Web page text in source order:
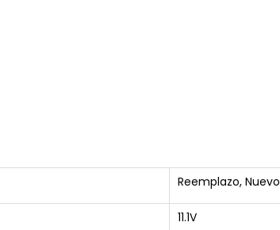
Reemplazo, Nuevo
11.1V